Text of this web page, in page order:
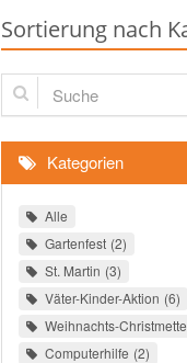
Sortierung nach
Suche
Kategorien
Alle
Gartenfest 2
St. Martin 3
Väter-Kinder-Aktion 6
Weihnachts-Christmette
Computerhilfe 2